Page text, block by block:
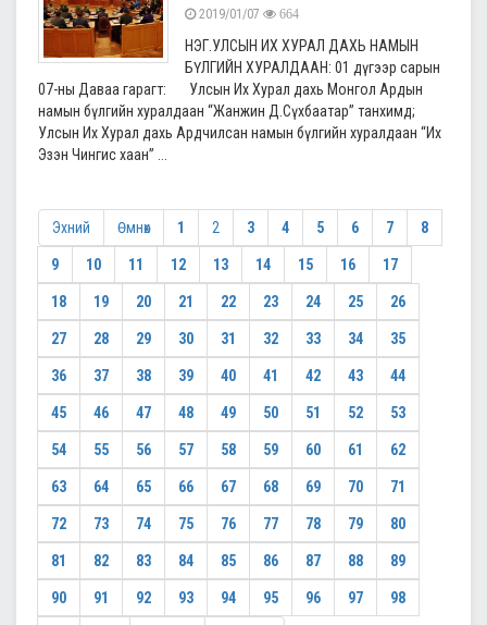
2019/01/07 664
НЭГ.УЛСЫН ИХ ХУРАЛ ДАХЬ НАМЫН
БҮЛГИЙН ХУРАЛДААН: 01 дүгээр сарын
07-ны Даваа гарагт: Улсын Их Хурал дахь Монгол Ардын
намын бүлгийн хуралдаан “Жанжин Д.Сүхбаатар” танхимд;
Улсын Их Хурал дахь Ардчилсан намын бүлгийн хуралдаан “Их
Эзэн Чингис хаан” ...
Эхний Өмнөх 1 2 3 4 5 6 7 8
9 10 11 12 13 14 15 16 17
18 19 20 21 22 23 24 25 26
27 28 29 30 31 32 33 34 35
36 37 38 39 40 41 42 43 44
45 46 47 48 49 50 51 52 53
54 55 56 57 58 59 60 61 62
63 64 65 66 67 68 69 70 71
72 73 74 75 76 77 78 79 80
81 82 83 84 85 86 87 88 89
90 91 92 93 94 95 96 97 98